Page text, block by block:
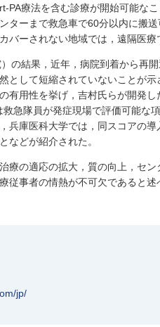
PA療法を含む診療が開始可能な
ターまで救急車で60分以内に搬
バーされない地域では，遠隔医療
の結果，近年，病院到着から再
として短縮されていないことが
有用性を挙げ，吉村氏らが開発
救急隊員が発症現場で評価可能な
兵庫医科大学では，同スコアの
などが紹介された。
療の適応の拡大，質の向上，セ
従事者の情熱が不可欠であると述
jp/